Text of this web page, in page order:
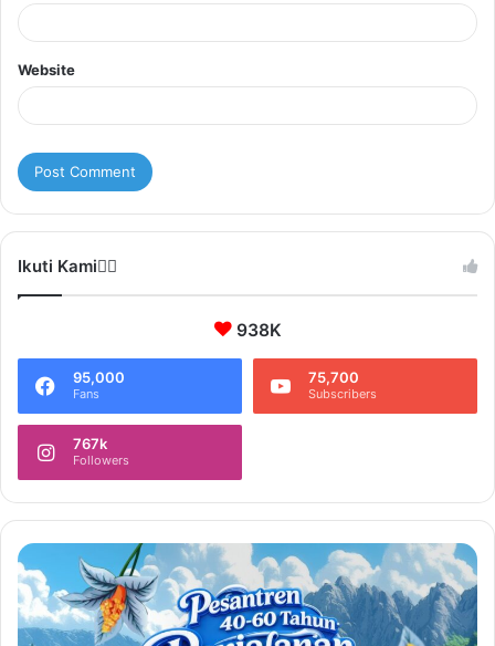
Website
Ikuti Kami❤️‍🔥
938K
95,000
Fans
75,700
Subscribers
767k
Followers